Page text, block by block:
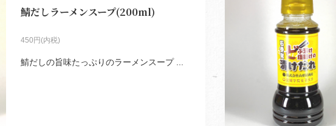
鯖だしラーメンスープ(200ml)
450円(内税)
鯖だしの旨味たっぷりのラーメンスープ ...